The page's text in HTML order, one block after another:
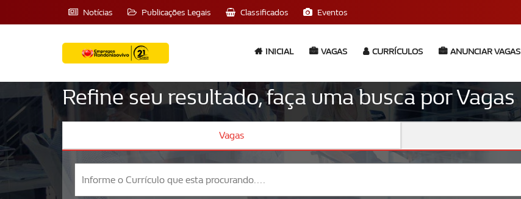
Notícias Publicações Legais Classificados Eventos
INICIAL VAGAS CURRÍCULOS ANUNCIAR VAGAS
Refine seu resultado, faça uma busca por Vagas
Vagas